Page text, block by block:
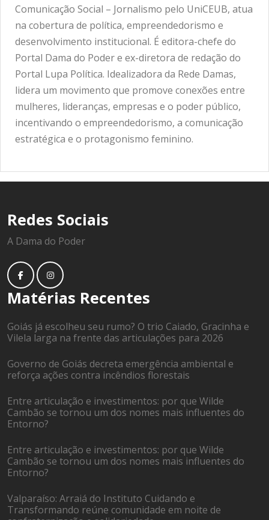
Comunicação Social – Jornalismo pelo UniCEUB, atua
na cobertura de política, empreendedorismo e
desenvolvimento institucional. É editora-chefe do
Portal Dama do Poder e ex-diretora de redação do
Portal Lupa Política. Idealizadora da Rede Damas,
lidera um movimento que promove conexões entre
mulheres, lideranças, empresas e o poder público,
incentivando o empreendedorismo, a comunicação
estratégica e o protagonismo feminino.
Redes Sociais
A Dama do Poder
Matérias Recentes
Goiás já escolheu seu rumo? O trio Caiado, Gracinha e
Vilela larga na frente das articulações para 2026
Governo de Goiás decreta emergência ambiental e
reforça ações contra incêndios florestais
Entre articulação e investimentos: por que Wilde
Cambão se tornou um dos nomes mais influentes do
Entorno?
Entre articulação e investimentos: por que Wilde
Cambão se tornou um dos nomes mais influentes do
Entorno?
Valparaíso: Arraiá do Instituto Cuidando e
Transformando reúne comunidade em noite de